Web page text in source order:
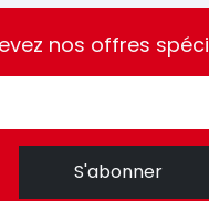
nos offres
S'abonner